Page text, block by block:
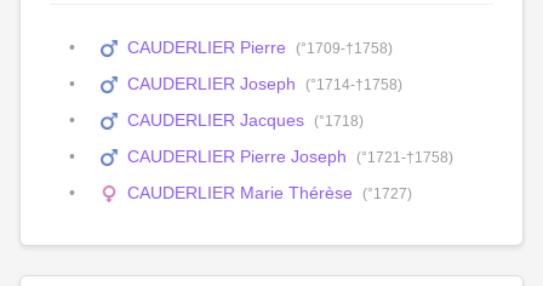
CAUDERLIER Pierre (°1709-†1758)
CAUDERLIER Joseph (°1714-†1758)
CAUDERLIER Jacques (°1718)
CAUDERLIER Pierre Joseph (°1721-†1758)
CAUDERLIER Marie Thérèse (°1727)